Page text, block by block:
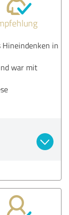
in
war mit